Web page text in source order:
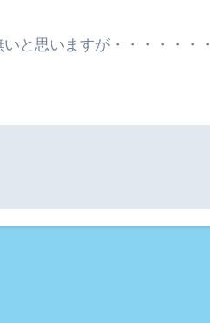
と思いますが・・・・・・・